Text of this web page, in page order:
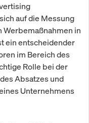
auf die Messung
in
ein entscheidender
im Bereich des
Rolle bei der
Absatzes und
Unternehmens